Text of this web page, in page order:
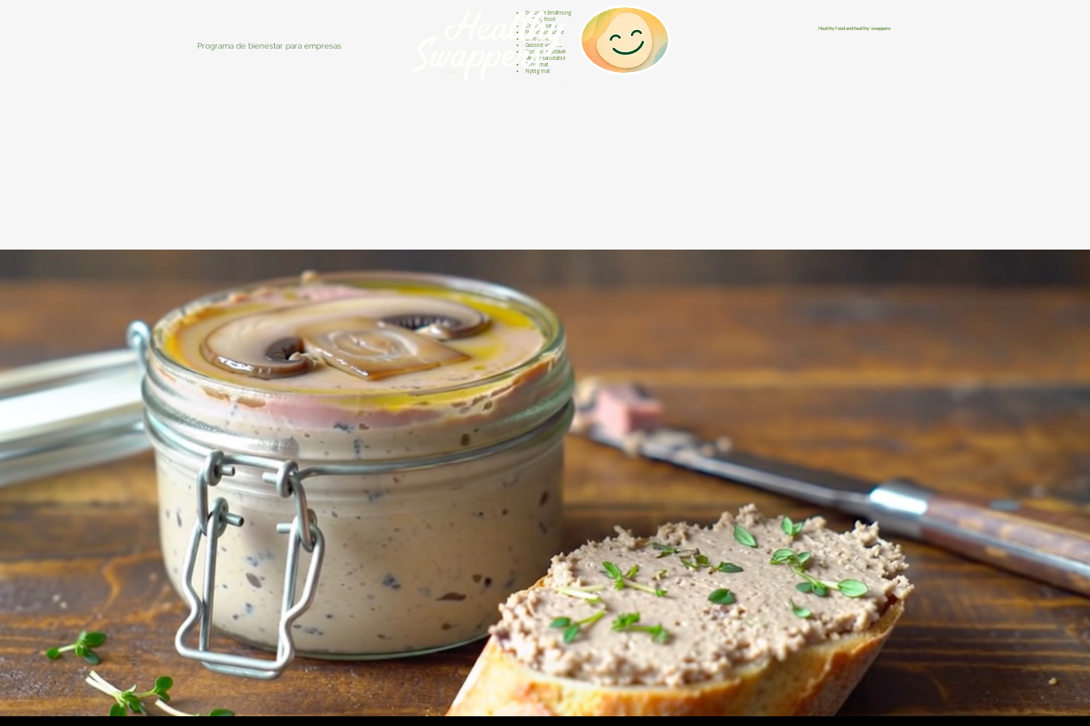
Programa de bienestar para empresas
Gesunde Ernährung
Healthy food
Comida sana
Nourriture saine
Cibo sano
Gezond voedsel
Comida saudável
Menjar saludable
Sunn mat
Nyttig mat
Healthy food and healthy swappers